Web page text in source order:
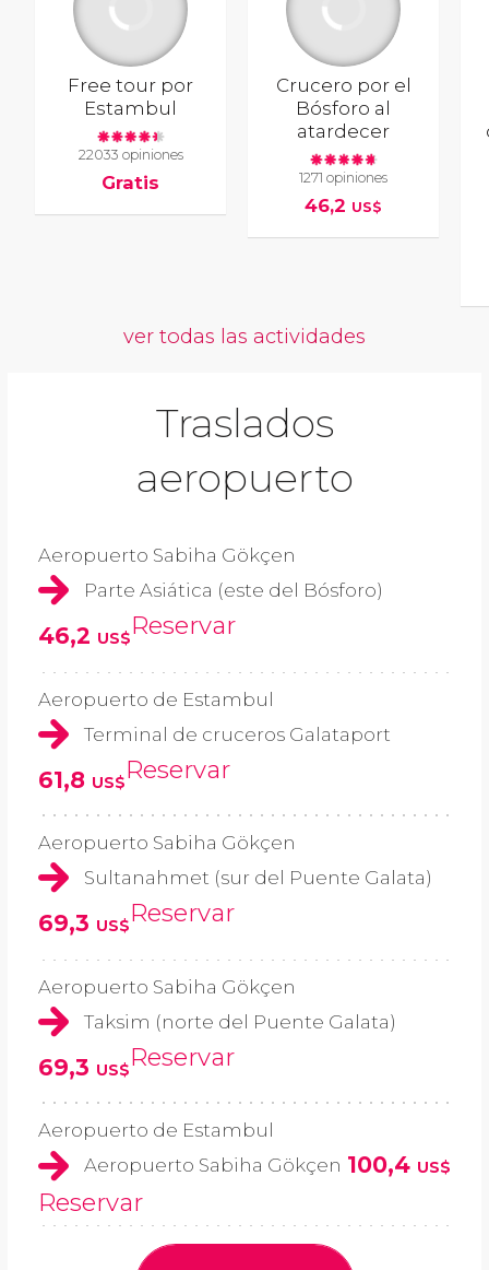
Free tour por
Estambul
22033 opiniones
Gratis
Crucero por el
Bósforo al
atardecer
1271 opiniones
46,2 US$
ver todas las actividades
Traslados
aeropuerto
Aeropuerto Sabiha Gökçen
Parte Asiática (este del Bósforo)
46,2 US$Reservar
Aeropuerto de Estambul
Terminal de cruceros Galataport
61,8 US$Reservar
Aeropuerto Sabiha Gökçen
Sultanahmet (sur del Puente Galata)
69,3 US$Reservar
Aeropuerto Sabiha Gökçen
Taksim (norte del Puente Galata)
69,3 US$Reservar
Aeropuerto de Estambul
Aeropuerto Sabiha Gökçen 100,4 US$
Reservar